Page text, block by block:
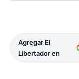
Agregar El
Libertador en